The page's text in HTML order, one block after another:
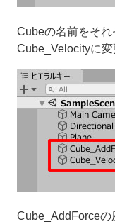
Cubeの名前をそれ
Cube_Velocityに変
Cube_AddForceの